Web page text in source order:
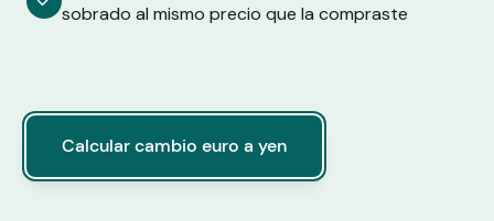
sobrado al mismo precio que la compraste
Calcular cambio euro a yen
Calcular cambio euro a yen